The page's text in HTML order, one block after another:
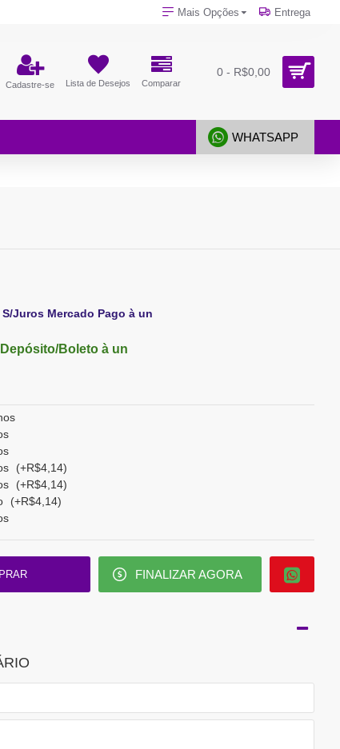
Mais Opções Entrega
Cadastre-se Lista de Desejos Comparar
0 - R$0,00
WHATSAPP
Juros Mercado Pago à un
Boleto à un
(+R$4,14)
(+R$4,14)
(+R$4,14)
FINALIZAR AGORA